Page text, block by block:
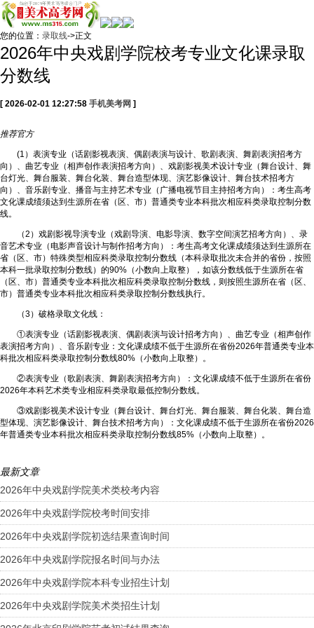
您的位置： 录取线->正文
2026年中央戏剧学院校考专业文化课录取
分数线
[ 2026-02-01 12:27:58 手机美考网 ]
推荐官方
(1）表演专业（话剧影视表演、偶剧表演与设计、歌剧表演、舞剧表演招考方
向）、曲艺专业（相声创作表演招考方向）、戏剧影视美术设计专业（舞台设计、舞
台灯光、舞台服装、舞台化装、舞台造型体现、演艺影像设计、舞台技术招考方
向）、音乐剧专业、播音与主持艺术专业（广播电视节目主持招考方向）：考生高考
文化课成绩须达到生源所在省（区、市）普通类专业本科批次相应科类录取控制分数
线。
（2）戏剧影视导演专业（戏剧导演、电影导演、数字空间演艺招考方向）、录
音艺术专业（电影声音设计与制作招考方向）：考生高考文化课成绩须达到生源所在
省（区、市）特殊类型相应科类录取控制分数线（本科录取批次未合并的省份，按照
本科一批录取控制分数线）的90%（小数向上取整），如该分数线低于生源所在省
（区、市）普通类专业本科批次相应科类录取控制分数线，则按照生源所在省（区、
市）普通类专业本科批次相应科类录取控制分数线执行。
（3）破格录取文化线：
①表演专业（话剧影视表演、偶剧表演与设计招考方向）、曲艺专业（相声创作
表演招考方向）、音乐剧专业：文化课成绩不低于生源所在省份2026年普通类专业本
科批次相应科类录取控制分数线80%（小数向上取整）。
②表演专业（歌剧表演、舞剧表演招考方向）：文化课成绩不低于生源所在省份
2026年本科艺术类专业相应科类录取最低控制分数线。
③戏剧影视美术设计专业（舞台设计、舞台灯光、舞台服装、舞台化装、舞台造
型体现、演艺影像设计、舞台技术招考方向）：文化课成绩不低于生源所在省份2026
年普通类专业本科批次相应科类录取控制分数线85%（小数向上取整）。
最新文章
2026年中央戏剧学院美术类校考内容
2026年中央戏剧学院校考时间安排
2026年中央戏剧学院初选结果查询时间
2026年中央戏剧学院报名时间与办法
2026年中央戏剧学院本科专业招生计划
2026年中央戏剧学院美术类招生计划